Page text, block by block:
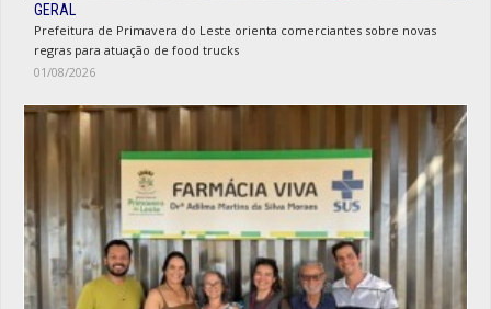
GERAL
Prefeitura de Primavera do Leste orienta comerciantes sobre novas
regras para atuação de food trucks
01/08/2026